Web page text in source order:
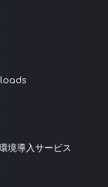
境導入サービス